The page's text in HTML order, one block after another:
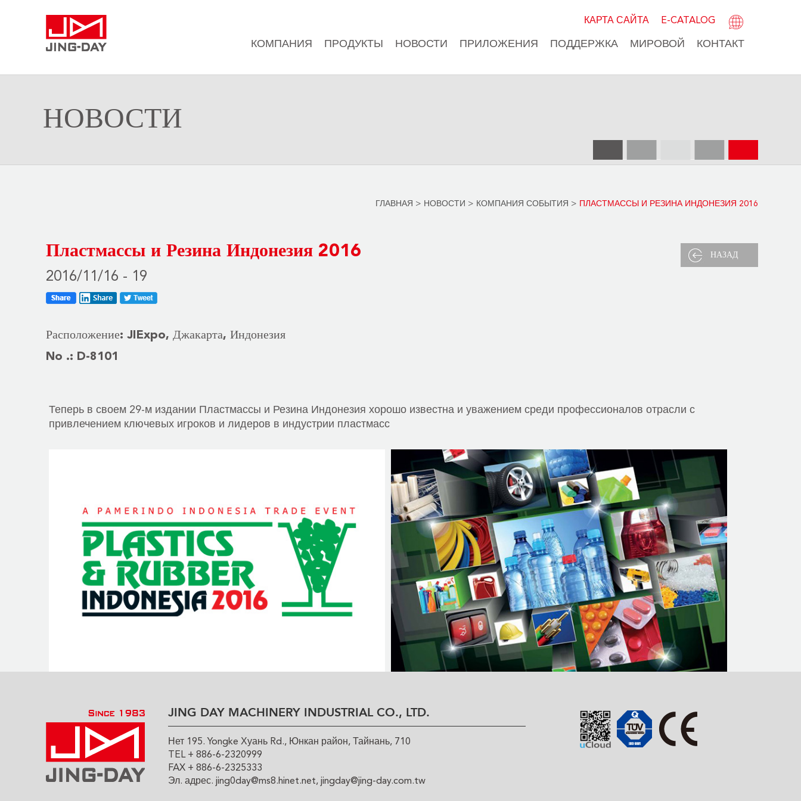
КАРТА САЙТА E-CATALOG
КОМПАНИЯ ПРОДУКТЫ НОВОСТИ ПРИЛОЖЕНИЯ ПОДДЕРЖКА МИРОВОЙ КОНТАКТ
НОВОСТИ
ГЛАВНАЯ > НОВОСТИ > КОМПАНИЯ СОБЫТИЯ > ПЛАСТМАССЫ И РЕЗИНА ИНДОНЕЗИЯ 2016
Пластмассы и Резина Индонезия 2016
2016/11/16 - 19
НАЗАД
Расположение: JIExpo, Джакарта, Индонезия
No .: D-8101
Теперь в своем 29-м издании Пластмассы и Резина Индонезия хорошо известна и уважением среди профессионалов отрасли с
привлечением ключевых игроков и лидеров в индустрии пластмасс
JING DAY MACHINERY INDUSTRIAL CO., LTD.
Нет 195. Yongke Хуань Rd., Юнкан район, Тайнань, 710
TEL + 886-6-2320999
FAX + 886-6-2325333
Эл. адрес. jing0day@ms8.hinet.net, jingday@jing-day.com.tw